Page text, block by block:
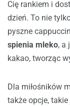
Cię rankiem i
dzień. To nie
pyszne
spienia mleko, a
kakao, tworząc
Dla miłośników
także opcje,